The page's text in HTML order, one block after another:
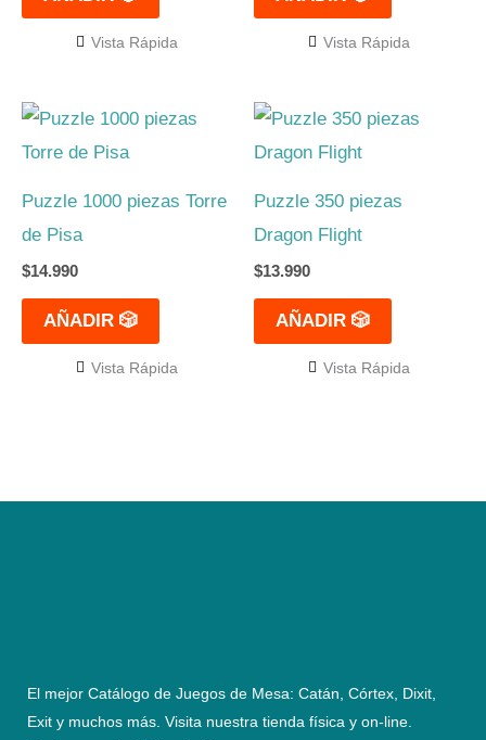
Vista Rápida Vista Rápida
Puzzle 1000 piezas Torre
de Pisa
$14.990
AÑADIR 🎲
Vista Rápida
Puzzle 350 piezas
Dragon Flight
$13.990
AÑADIR 🎲
Vista Rápida
El mejor Catálogo de Juegos de Mesa: Catán, Córtex, Dixit,
Exit y muchos más. Visita nuestra tienda física y on-line.